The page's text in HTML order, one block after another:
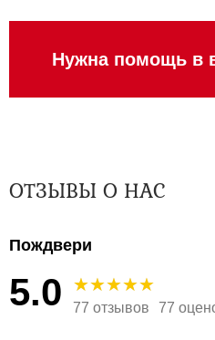
Нужна помощь в
ОТЗЫВЫ О НАС
Пождвери
5.0 77 отзывов 77